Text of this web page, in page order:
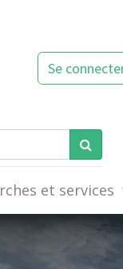
Se
et services